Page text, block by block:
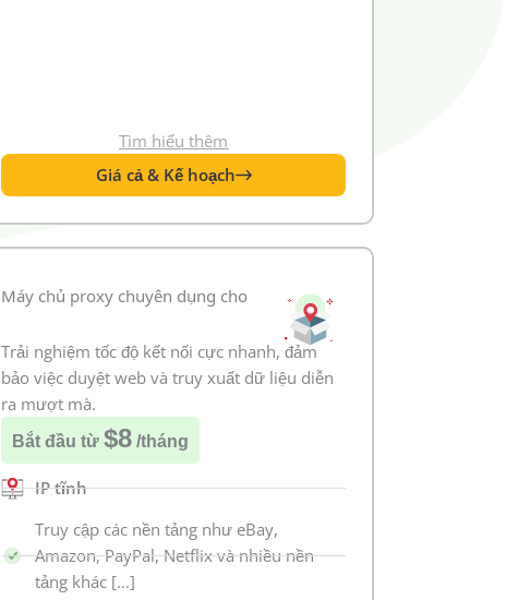
Tìm hiểu thêm
Giá cả & Kế hoạch
Máy chủ proxy chuyên dụng cho
Trải nghiệm tốc độ kết nối cực nhanh, đảm
bảo việc duyệt web và truy xuất dữ liệu diễn
ra mượt mà.
Bắt đầu từ$8 /tháng
IP tĩnh
Truy cập các nền tảng như eBay,
Amazon, PayPal, Netflix và nhiều nền
tảng khác [...]